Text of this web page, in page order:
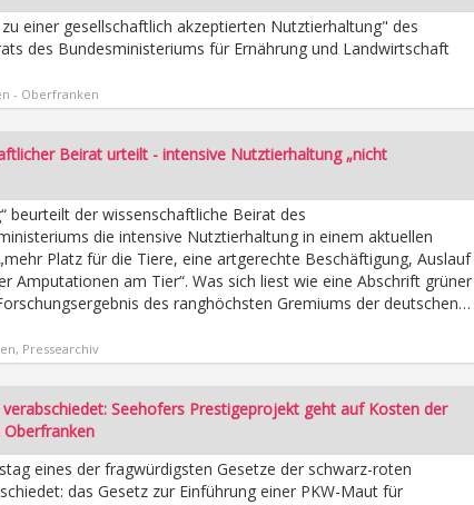
einer gesellschaftlich akzeptierten Nutztierhaltung" des
des Bundesministeriums für Ernährung und Landwirtschaft
- Oberfranken
Beirat urteilt - intensive Nutztierhaltung „nicht
beurteilt der wissenschaftliche Beirat des
die intensive Nutztierhaltung in einem aktuellen
Platz für die Tiere, eine artgerechte Beschäftigung, Auslauf
Amputationen am Tier“. Was sich liest wie eine Abschrift grüner
des ranghöchsten Gremiums der deutschen…
Pressearchiv
Seehofers Prestigeprojekt geht auf Kosten der
eines der fragwürdigsten Gesetze der schwarz-roten
das Gesetz zur Einführung einer PKW-Maut für